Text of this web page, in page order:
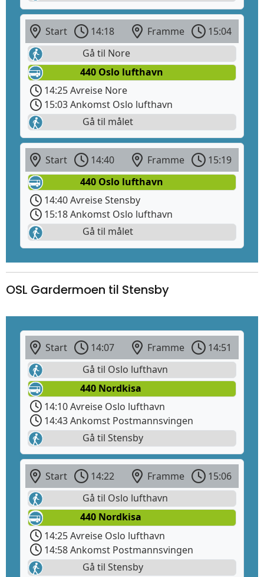
Start 14:18 Framme
15:04
Gå til Nore
440 Oslo lufthavn
14:25 Avreise Nore
15:03 Ankomst Oslo lufthavn
Gå til målet
Start 14:40 Framme
15:19
440 Oslo lufthavn
14:40 Avreise Stensby
15:18 Ankomst Oslo lufthavn
Gå til målet
OSL Gardermoen til Stensby
Start 14:07 Framme
14:51
Gå til Oslo lufthavn
440 Nordkisa
14:10 Avreise Oslo lufthavn
14:43 Ankomst Postmannsvingen
Gå til Stensby
Start 14:22 Framme
15:06
Gå til Oslo lufthavn
440 Nordkisa
14:25 Avreise Oslo lufthavn
14:58 Ankomst Postmannsvingen
Gå til Stensby